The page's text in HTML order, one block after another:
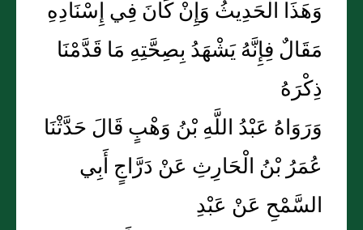
وَهَذَا الْحَدِيثُ وَإِنْ كَانَ فِي إِسْنَادِهِ
مَقَالٌ فِإِنَّهُ يَشْهَدُ بِصِحَّتِهِ مَا قَدَّمْنَا
ذِكْرَهُ
وَرَوَاهُ عَبْدُ اللَّهِ بْنُ وَهْبٍ قَالَ حَدَّثْنَا
عُمَرُ بْنُ الْحَارِثِ عَنْ دَرَّاجٍ أَبِي
السَّمْحِ عَنْ عَبْدِ